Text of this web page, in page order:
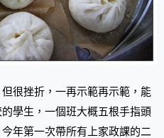
很挫折，一再示範再示範，能
學生，一個班大概五根手指頭
年第一次帶所有上家政課的二